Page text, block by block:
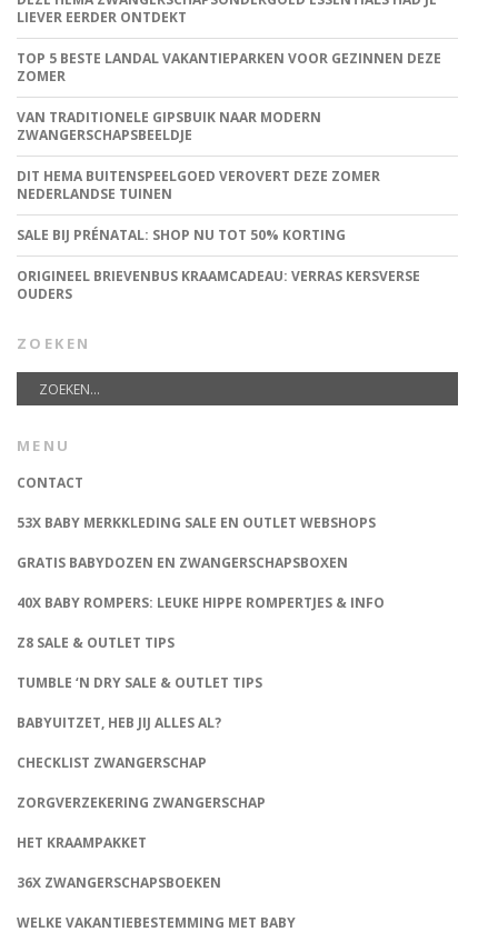
LIEVER EERDER ONTDEKT
TOP 5 BESTE LANDAL VAKANTIEPARKEN VOOR GEZINNEN DEZE
ZOMER
VAN TRADITIONELE GIPSBUIK NAAR MODERN
ZWANGERSCHAPSBEELDJE
DIT HEMA BUITENSPEELGOED VEROVERT DEZE ZOMER
NEDERLANDSE TUINEN
SALE BIJ PRÉNATAL: SHOP NU TOT 50% KORTING
ORIGINEEL BRIEVENBUS KRAAMCADEAU: VERRAS KERSVERSE
OUDERS
ZOEKEN
MENU
CONTACT
53X BABY MERKKLEDING SALE EN OUTLET WEBSHOPS
GRATIS BABYDOZEN EN ZWANGERSCHAPSBOXEN
40X BABY ROMPERS: LEUKE HIPPE ROMPERTJES & INFO
Z8 SALE & OUTLET TIPS
TUMBLE ‘N DRY SALE & OUTLET TIPS
BABYUITZET, HEB JIJ ALLES AL?
CHECKLIST ZWANGERSCHAP
ZORGVERZEKERING ZWANGERSCHAP
HET KRAAMPAKKET
36X ZWANGERSCHAPSBOEKEN
WELKE VAKANTIEBESTEMMING MET BABY